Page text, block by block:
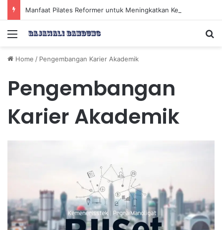
Menu
Home / Pengembangan Karier Akademik
Pengembangan
Karier Akademik